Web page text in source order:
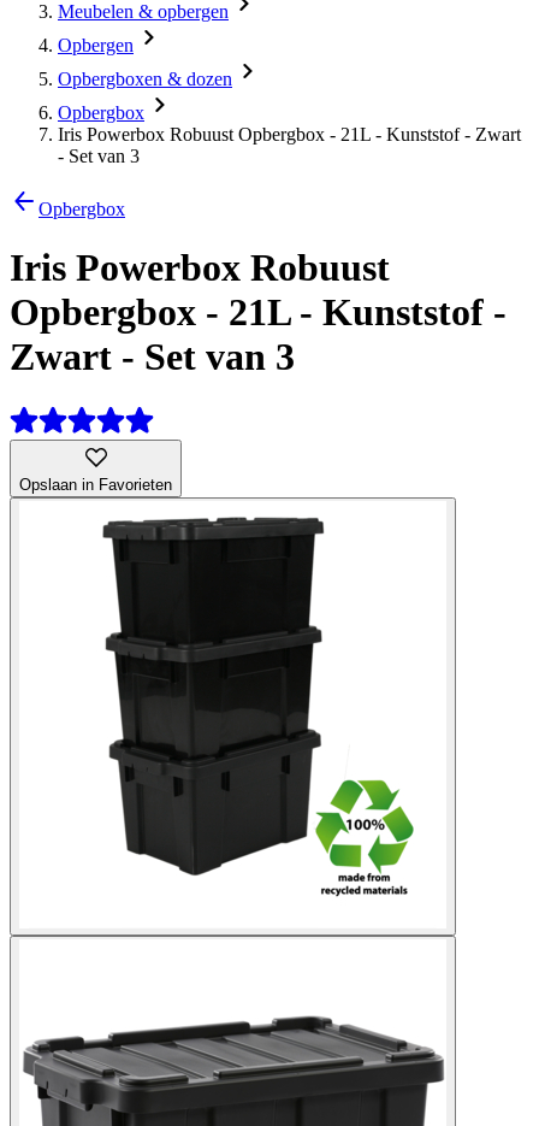
Meubelen & opbergen
Opbergen
Opbergboxen & dozen
Opbergbox
Iris Powerbox Robuust Opbergbox - 21L - Kunststof - Zwart
- Set van 3
Opbergbox
Iris Powerbox Robuust
Opbergbox - 21L - Kunststof -
Zwart - Set van 3
Opslaan in Favorieten